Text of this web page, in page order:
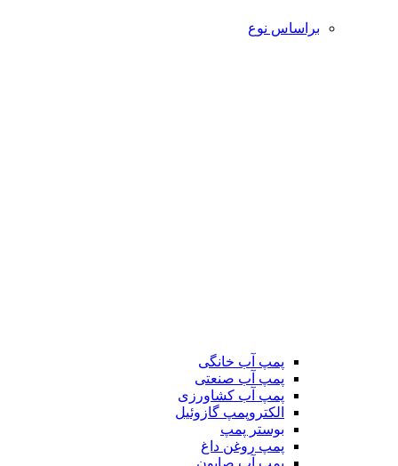
براساس نوع
پمپ آب خانگی
پمپ آب صنعتی
پمپ آب کشاورزی
الکتروپمپ گازوئیل
بوستر پمپ
پمپ روغن داغ
پمپ آب صابون